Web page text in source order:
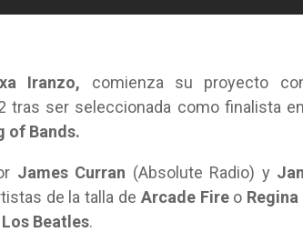
Iranzo, comienza su proyecto
tras ser seleccionada como finalista
of Bands.
James Curran (Absolute Radio) y
de la talla de Arcade Fire o
Los Beatles.